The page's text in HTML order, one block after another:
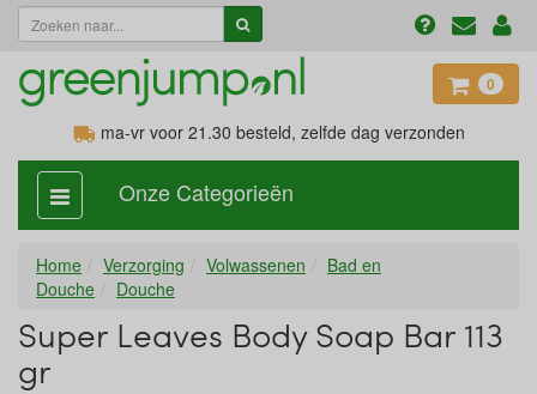
0
ma-vr voor 21.30 besteld, zelfde dag verzonden
categorie
aan,
Onze Categorieën
Home Verzorging Volwassenen
Bad en
Douche
Douche
Super Leaves Body Soap Bar 113
gr